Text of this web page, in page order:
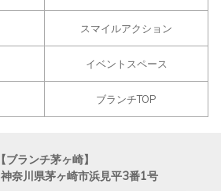
スマイルアクション
イベントスペース
ブランチTOP
【ブランチ茅ヶ崎】
神奈川県茅ヶ崎市浜見平3番1号